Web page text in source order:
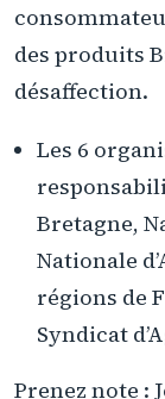
des produits
désaffection.
Les 6
Bretagne,
Nationale
régions de
Syndicat
Prenez note :